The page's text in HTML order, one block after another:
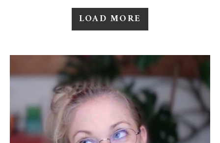
LOAD MORE